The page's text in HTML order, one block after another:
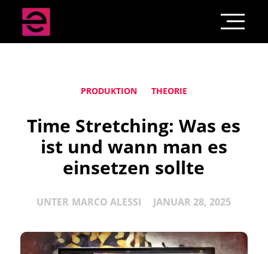
PRODUKTION THEORIE
Time Stretching: Was es
ist und wann man es
einsetzen sollte
UNTER MARCO ALESSI JANUAR 28, 2025